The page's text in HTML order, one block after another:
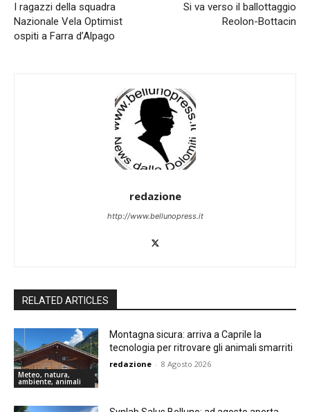
I ragazzi della squadra
Nazionale Vela Optimist
ospiti a Farra d’Alpago
Si va verso il ballottaggio
Reolon-Bottacin
redazione
http://www.bellunopress.it
RELATED ARTICLES
Meteo, natura,
ambiente, animali
Montagna sicura: arriva a Caprile la
tecnologia per ritrovare gli animali smarriti
redazione - 8 Agosto 2026